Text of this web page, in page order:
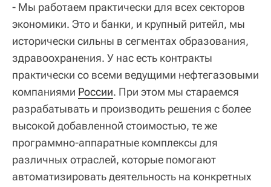
- Мы работаем практически для всех секторов
экономики. Это и банки, и крупный ритейл, мы
исторически сильны в сегментах образования,
здравоохранения. У нас есть контракты
практически со всеми ведущими нефтегазовыми
компаниями России. При этом мы стараемся
разрабатывать и производить решения с более
высокой добавленной стоимостью, те же
программно-аппаратные комплексы для
различных отраслей, которые помогают
автоматизировать деятельность на конкретных